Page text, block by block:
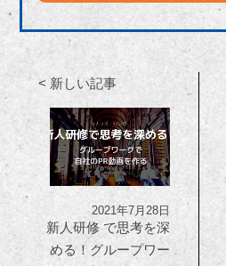
< 新しい記事
2021年7月28日
新人研修 で思考を深
める！グループワー